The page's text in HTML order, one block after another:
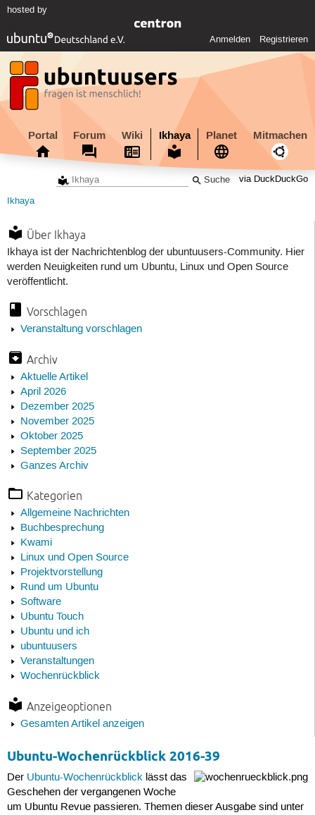
hosted by
Anmelden Registrieren
Portal Forum Wiki Ikhaya Planet Mitmachen
via DuckDuckGo
Ikhaya
Über Ikhaya
Ikhaya ist der Nachrichtenblog der ubuntuusers-Community. Hier
werden Neuigkeiten rund um Ubuntu, Linux und Open Source
veröffentlicht.
Vorschlagen
Veranstaltung vorschlagen
Archiv
Aktuelle Artikel
April 2026
Dezember 2025
November 2025
Oktober 2025
September 2025
Ganzes Archiv
Kategorien
Allgemeine Nachrichten
Buchbesprechung
Kwami
Linux und Open Source
Projektvorstellung
Rund um Ubuntu
Software
Ubuntu Touch
Ubuntu und ich
ubuntuusers
Veranstaltungen
Wochenrückblick
Anzeigeoptionen
Gesamten Artikel anzeigen
Ubuntu-Wochenrückblick 2016-39
Der Ubuntu-Wochenrückblicklässt das
Geschehen der vergangenen Woche
um Ubuntu Revue passieren. Themen dieser Ausgabe sind unter